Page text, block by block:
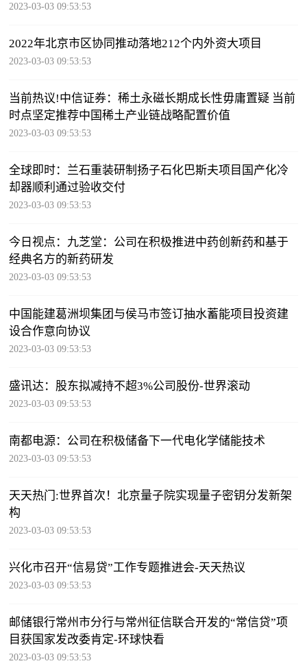
2023-03-03 09:53:53
2022年北京市区协同推动落地212个内外资大项目
2023-03-03 09:53:53
当前热议!中信证券：稀土永磁长期成长性毋庸置疑 当前
时点坚定推荐中国稀土产业链战略配置价值
2023-03-03 09:53:53
全球即时：兰石重装研制扬子石化巴斯夫项目国产化冷
却器顺利通过验收交付
2023-03-03 09:53:53
今日视点：九芝堂：公司在积极推进中药创新药和基于
经典名方的新药研发
2023-03-03 09:53:53
中国能建葛洲坝集团与侯马市签订抽水蓄能项目投资建
设合作意向协议
2023-03-03 09:53:53
盛讯达：股东拟减持不超3%公司股份-世界滚动
2023-03-03 09:53:53
南都电源：公司在积极储备下一代电化学储能技术
2023-03-03 09:53:53
天天热门:世界首次！北京量子院实现量子密钥分发新架
构
2023-03-03 09:53:53
兴化市召开“信易贷”工作专题推进会-天天热议
2023-03-03 09:53:53
邮储银行常州市分行与常州征信联合开发的“常信贷”项
目获国家发改委肯定-环球快看
2023-03-03 09:53:53